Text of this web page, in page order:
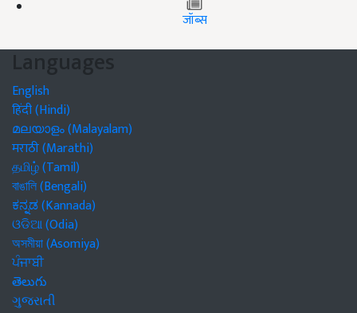
जॉब्स
Languages
English
हिंदी (Hindi)
മലയാളം (Malayalam)
मराठी (Marathi)
தமிழ் (Tamil)
বাঙালি (Bengali)
ಕನ್ನಡ (Kannada)
ଓଡିଆ (Odia)
অসমীয়া (Asomiya)
ਪੰਜਾਬੀ
తెలుగు
ગુજરાતી